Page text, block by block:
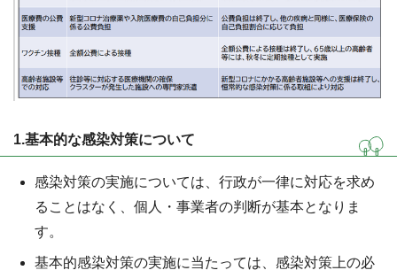
1.基本的な感染対策について
感染対策の実施については、行政が一律に対応を求め
ることはなく、個人・事業者の判断が基本となりま
す。
基本的感染対策の実施に当たっては、感染対策上の必